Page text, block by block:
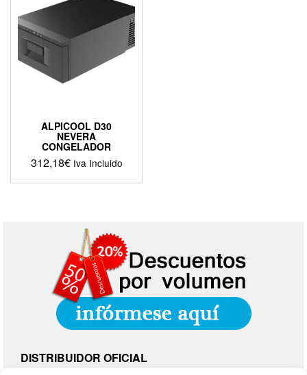
ALPICOOL D30
NEVERA
CONGELADOR
312,18€ Iva Incluido
DISTRIBUIDOR OFICIAL